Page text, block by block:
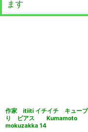
ます
作家 itiiti イチイチ キューブ
り ピアス Kumamoto
mokuzakka 14